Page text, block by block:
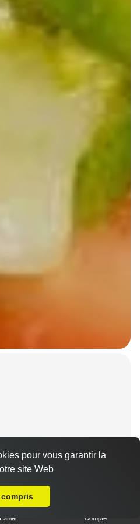
Panier Compte
pour vous garantir la
site Web